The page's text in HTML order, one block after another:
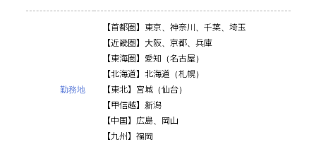
勤務地
【首都圏】東京、神奈川、千葉、埼玉
【近畿圏】大阪、京都、兵庫
【東海圏】愛知（名古屋）
【北海道】北海道（札幌）
【東北】宮城（仙台）
【甲信越】新潟
【中国】広島、岡山
【九州】福岡